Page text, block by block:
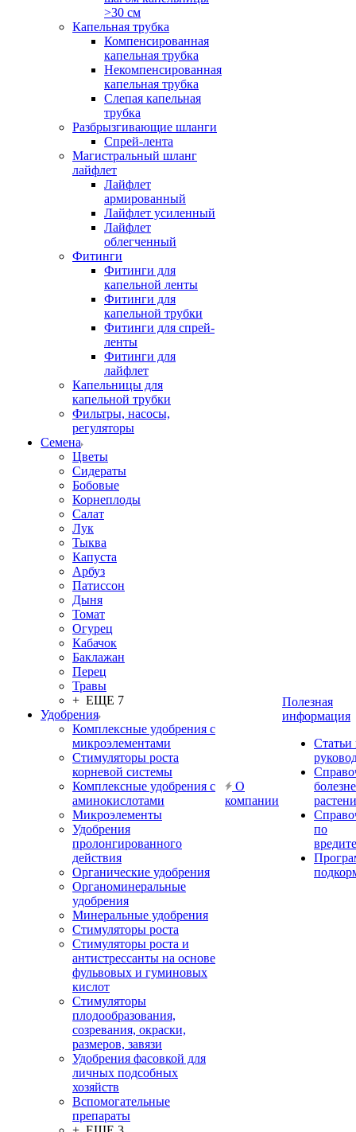
>30 см
Капельная трубка
Компенсированная
капельная трубка
Некомпенсированная
капельная трубка
Слепая капельная
трубка
Разбрызгивающие шланги
Спрей-лента
Магистральный шланг
лайфлет
Лайфлет
армированный
Лайфлет усиленный
Лайфлет
облегченный
Фитинги
Фитинги для
капельной ленты
Фитинги для
капельной трубки
Фитинги для спрей-
ленты
Фитинги для
лайфлет
Капельницы для
капельной трубки
Фильтры, насосы,
регуляторы
Семена
Цветы
Сидераты
Бобовые
Корнеплоды
Салат
Лук
Тыква
Капуста
Арбуз
Патиссон
Дыня
Томат
Огурец
Кабачок
Баклажан
Перец
Травы
+ ЕЩЕ 7
Удобрения
Комплексные удобрения с
микроэлементами
Стимуляторы роста
корневой системы
Комплексные удобрения с
аминокислотами
Микроэлементы
Удобрения
пролонгированного
действия
Органические удобрения
Органоминеральные
удобрения
Минеральные удобрения
Стимуляторы роста
Стимуляторы роста и
антистрессанты на основе
фульвовых и гуминовых
кислот
Стимуляторы
плодообразования,
созревания, окраски,
размеров, завязи
Удобрения фасовкой для
личных подсобных
хозяйств
Вспомогательные
препараты
О
компании
Полезная
информация
Статьи
по